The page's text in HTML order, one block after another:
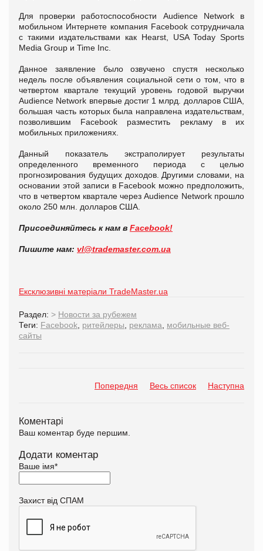
Для проверки работоспособности Audience Network в
мобильном Интернете компания Facebook сотрудничала
с такими издательствами как Hearst, USA Today Sports
Media Group и Time Inc.
Данное заявление было озвучено спустя несколько
недель после объявления социальной сети о том, что в
четвертом квартале текущий уровень годовой выручки
Audience Network впервые достиг 1 млрд. долларов США,
большая часть которых была направлена издательствам,
позволившим Facebook разместить рекламу в их
мобильных приложениях.
Данный показатель экстраполирует результаты
определенного временного периода с целью
прогнозирования будущих доходов. Другими словами, на
основании этой записи в Facebook можно предположить,
что в четвертом квартале через Audience Network прошло
около 250 млн. долларов США.
Присоединяйтесь к нам в Facebook!
Пишите нам: vl@trademaster.com.ua
Ексклюзивні матеріали TradeMaster.ua
Раздел: > Новости за рубежем
Теги: Facebook ритейлеры реклама
мобильные веб-
сайты
Попередня Весь список Наступна
Коментарі
Ваш коментар буде першим.
Додати коментар
Ваше імя*
Захист від СПАМ